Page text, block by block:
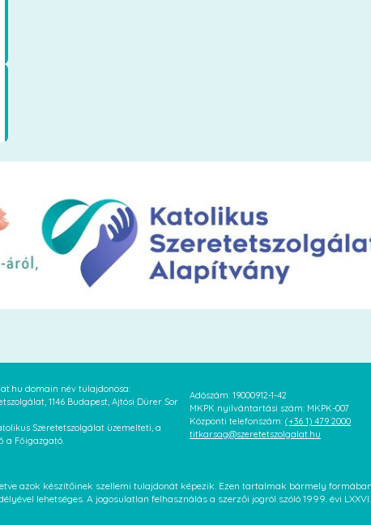
domain név tulajdonosa:
1146 Budapest, Ajtósi Dürer Sor
Szeretetszolgálat üzemelteti, a
a Főigazgató.
Adószám: 19000912-1-42
MKPK nyilvántartási szám: MKPK-007
Központi telefonszám: (+36 1) 479 2000
titkarsag@szeretetszolgalat.hu
azok készítőinek szellemi tulajdonát képezik. Ezen tartalmak bármely
lehetséges. A jogosulatlan felhasználás a szerzői jogról szóló 1999. évi